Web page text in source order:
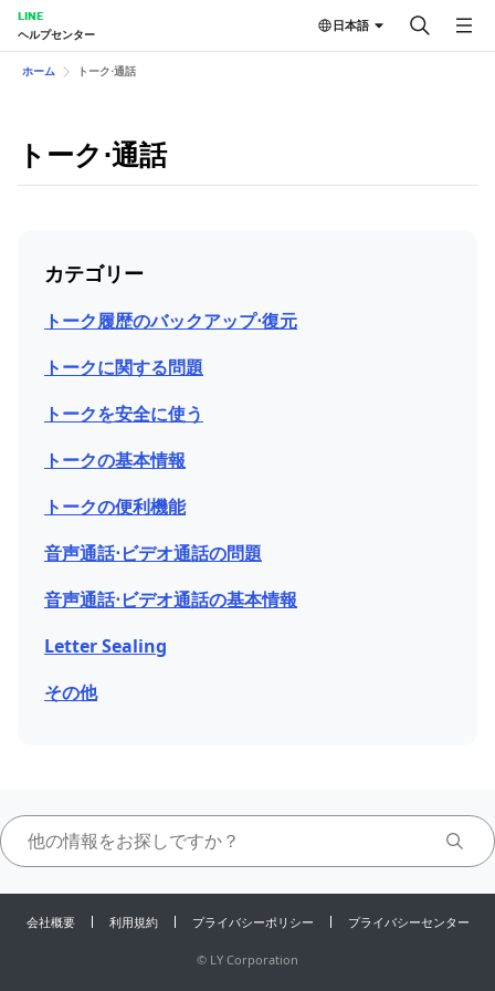
LINE
ヘルプセンター
日本語
ホーム トーク⋅通話
トーク⋅通話
カテゴリー
トーク履歴のバックアップ⋅復元
トークに関する問題
トークを安全に使う
トークの基本情報
トークの便 利機能
音声通話⋅ビデオ通話の問題
音声通話⋅ビデオ通話の基本情報
Letter Sealing
その他
会社概要 利用規約 プライバシーポリシー プライバシーセンター
© LY Corporation